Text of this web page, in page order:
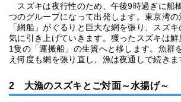
スズキは夜行性のため、午後9時過ぎに船
つのグループになって出発します。東京湾
「網船」がぐるりと巨大な網を張り、スズ
気に引き上げていきます。獲ったスズキは鮮
1隻の「運搬船」の生簀へと移します。魚群
え何度も網を張り直し、漁は夜通しで続きま
2 大漁のスズキとご対面～水揚げ～